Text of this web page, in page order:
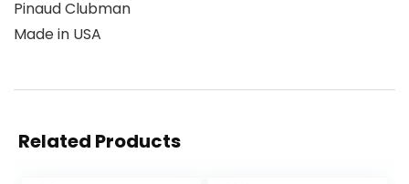
Pinaud Clubman
Made in USA
Related Products